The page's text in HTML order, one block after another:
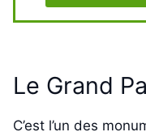
Le Grand
C’est l’un des